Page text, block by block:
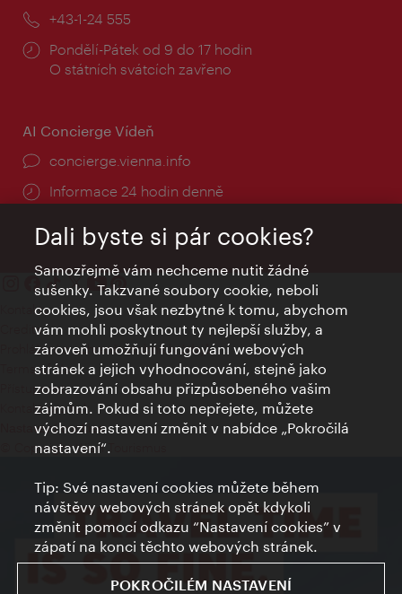
Telefon:
+43-1-24 555
Provozní
doba:
Pondělí-Pátek od 9 do 17 hodin
O státních svátcích zavřeno
AI Concierge Vídeň
concierge.vienna.info
Informace 24 hodin denně
Kontakty
Credits
Prohlášení o ochraně osobních údajů
Terms of Use
Přístupnost
Kontakt pro tisk
Nastavení cookies
© Copyright Wien Tourismus
Dali byste si pár cookies?
Samozřejmě vám nechceme nutit žádné
sušenky. Takzvané soubory cookie, neboli
cookies, jsou však nezbytné k tomu, abychom
vám mohli poskytnout ty nejlepší služby, a
zároveň umožňují fungování webových
stránek a jejich vyhodnocování, stejně jako
zobrazování obsahu přizpůsobeného vašim
zájmům. Pokud si toto nepřejete, můžete
výchozí nastavení změnit v nabídce „Pokročilá
nastavení“.
Tip: Své nastavení cookies můžete během
návštěvy webových stránek opět kdykoli
změnit pomocí odkazu “Nastavení cookies” v
zápatí na konci těchto webových stránek.
POKROČILÉM NASTAVENÍ